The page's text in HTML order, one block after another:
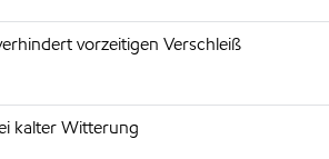
vorzeitigen Verschleiß
kalter Witterung